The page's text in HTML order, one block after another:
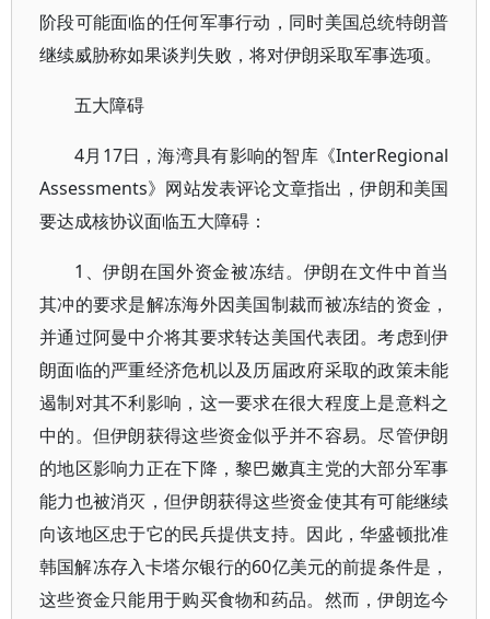
阶段可能面临的任何军事行动，同时美国总统特朗普
继续威胁称如果谈判失败，将对伊朗采取军事选项。
五大障碍
4月17日，海湾具有影响的智库《InterRegional
Assessments》网站发表评论文章指出，伊朗和美国
要达成核协议面临五大障碍：
1、伊朗在国外资金被冻结。伊朗在文件中首当
其冲的要求是解冻海外因美国制裁而被冻结的资金，
并通过阿曼中介将其要求转达美国代表团。考虑到伊
朗面临的严重经济危机以及历届政府采取的政策未能
遏制对其不利影响，这一要求在很大程度上是意料之
中的。但伊朗获得这些资金似乎并不容易。尽管伊朗
的地区影响力正在下降，黎巴嫩真主党的大部分军事
能力也被消灭，但伊朗获得这些资金使其有可能继续
向该地区忠于它的民兵提供支持。因此，华盛顿批准
韩国解冻存入卡塔尔银行的60亿美元的前提条件是，
这些资金只能用于购买食物和药品。然而，伊朗迄今